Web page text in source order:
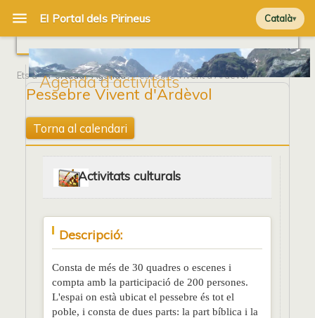
Català
Agenda d'activitats
Ets a Portada/Agenda/ Pessebre Vivent d'Ardèvol
Pessebre Vivent d'Ardèvol
Torna al calendari
Activitats culturals
Descripció:
Consta de més de 30 quadres o escenes i
compta amb la participació de 200 persones.
L'espai on està ubicat el pessebre és tot el
poble, i consta de dues parts: la part bíblica i la